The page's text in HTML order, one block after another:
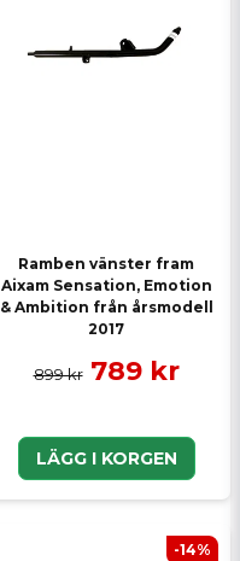
Ramben vänster fram
Aixam Sensation, Emotion
& Ambition från årsmodell
2017
899 kr 789 kr
LÄGG I KORGEN
-14%